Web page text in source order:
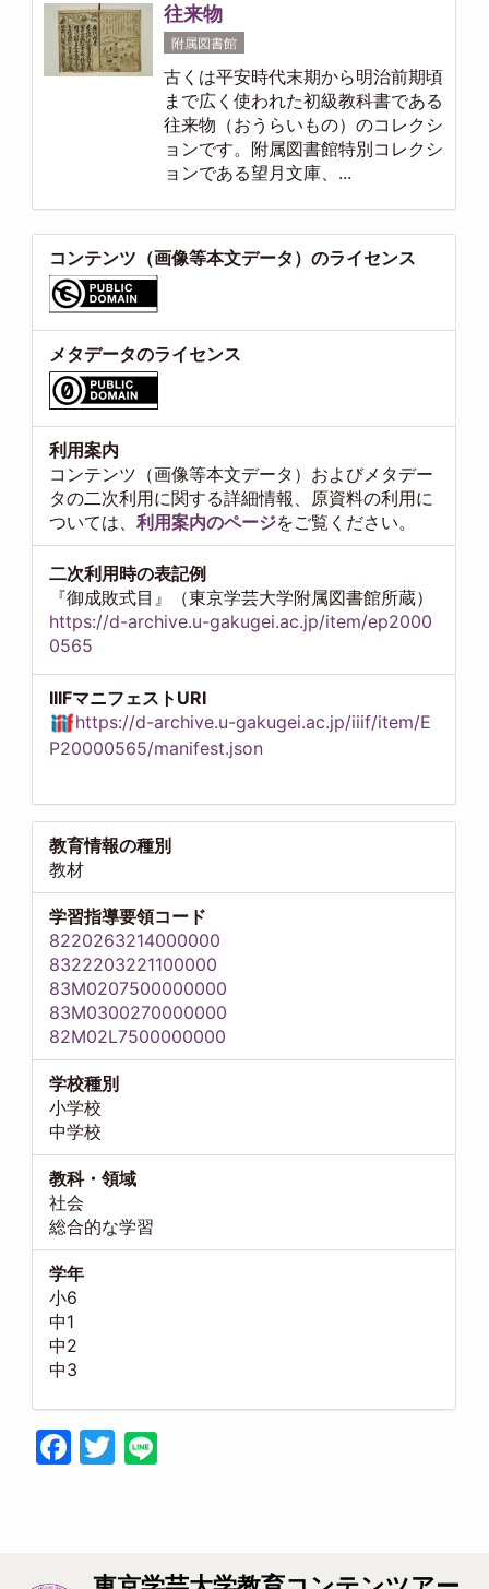
往来物
附属図書館
古くは平安時代末期から明治前期頃
まで広く使われた初級教科書である
往来物（おうらいもの）のコレクシ
ョンです。附属図書館特別コレクシ
ョンである望月文庫、...
コンテンツ（画像等本文データ）のライセンス
メタデータのライセンス
利用案内
コンテンツ（画像等本文データ）およびメタデー
タの二次利用に関する詳細情報、原資料の利用に
ついては、利用案内のページをご覧ください。
二次利用時の表記例
『御成敗式目』（東京学芸大学附属図書館所蔵）
https://d-archive.u-gakugei.ac.jp/item/ep2000
0565
IIIFマニフェストURI
https://d-archive.u-gakugei.ac.jp/iiif/item/E
P20000565/manifest.json
教育情報の種別
教材
学習指導要領コード
8220263214000000
8322203221100000
83M0207500000000
83M0300270000000
82M02L7500000000
学校種別
小学校
中学校
教科・領域
社会
総合的な学習
学年
小6
中1
中2
中3
Facebook
Twitter